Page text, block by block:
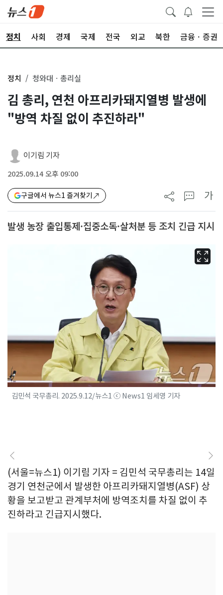
정치 사회 경제 국제 전국 외교 북한 금융ㆍ증권
정치 청와대ㆍ총리실
김 총리, 연천 아프리카돼지열병 발생에
"방역 차질 없이 추진하라"
이기림 기자
2025.09.14 오후 09:00
구글에서 뉴스1 즐겨찾기 가
발생 농장 출입통제·집중소독·살처분 등 조치 긴급 지시
김민석 국무총리. 2025.9.12/뉴스1 ⓒ News1 임세영 기자
(서울=뉴스1) 이기림 기자 = 김민석 국무총리는 14일
경기 연천군에서 발생한 아프리카돼지열병(ASF) 상
황을 보고받고 관계부처에 방역조치를 차질 없이 추
진하라고 긴급지시했다.